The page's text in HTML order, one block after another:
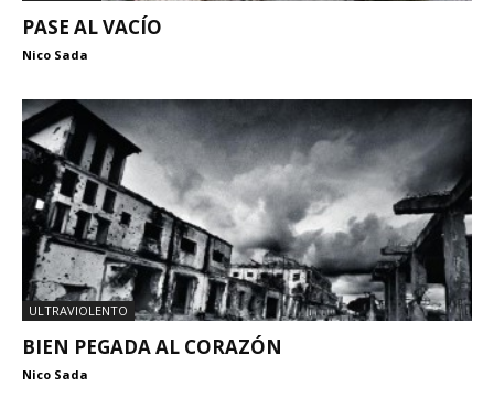
PASE AL VACÍO
Nico Sada
ULTRAVIOLENTO
BIEN PEGADA AL CORAZÓN
Nico Sada